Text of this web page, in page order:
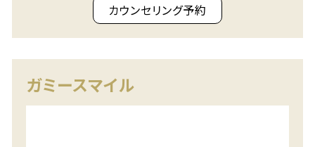
カウンセリング予約
ガミースマイル